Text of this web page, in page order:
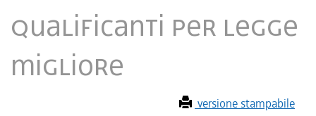
qualificanti per legge
migliore
versione stampabile